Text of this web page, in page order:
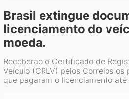
Brasil extingue
licenciamento do
moeda.
Receberão o Certificado de
Veículo (CRLV) pelos Correios
que pagaram o licenciamento até